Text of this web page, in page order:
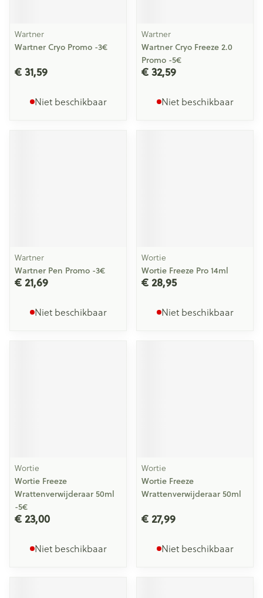
Wartner
Wartner Cryo Promo -3€
€ 31,59
Niet beschikbaar
Wartner
Wartner Cryo Freeze 2.0
Promo -5€
€ 32,59
Niet beschikbaar
Wartner
Wartner Pen Promo -3€
€ 21,69
Niet beschikbaar
Wortie
Wortie Freeze Pro 14ml
€ 28,95
Niet beschikbaar
Wortie
Wortie Freeze
Wrattenverwijderaar 50ml
-5€
€ 23,00
Niet beschikbaar
Wortie
Wortie Freeze
Wrattenverwijderaar 50ml
€ 27,99
Niet beschikbaar